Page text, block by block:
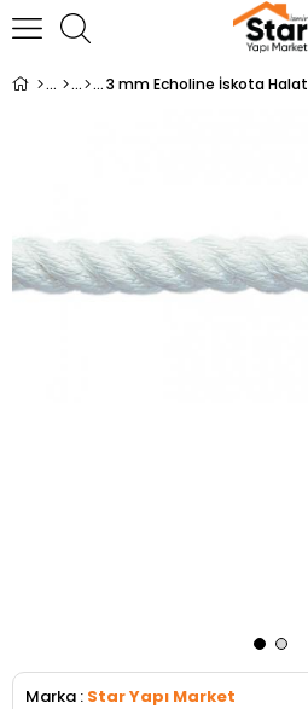
3 mm Echoline İskota Halat
Marka : Star Yapı Market